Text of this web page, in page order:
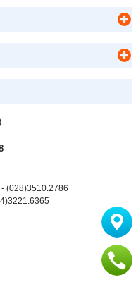
- (028)3510.2786